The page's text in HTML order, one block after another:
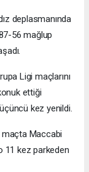
deplasmanında
56 mağlup
Ligi maçlarını
ettiği
kez yenildi.
maçta Maccabi
11 kez parkeden